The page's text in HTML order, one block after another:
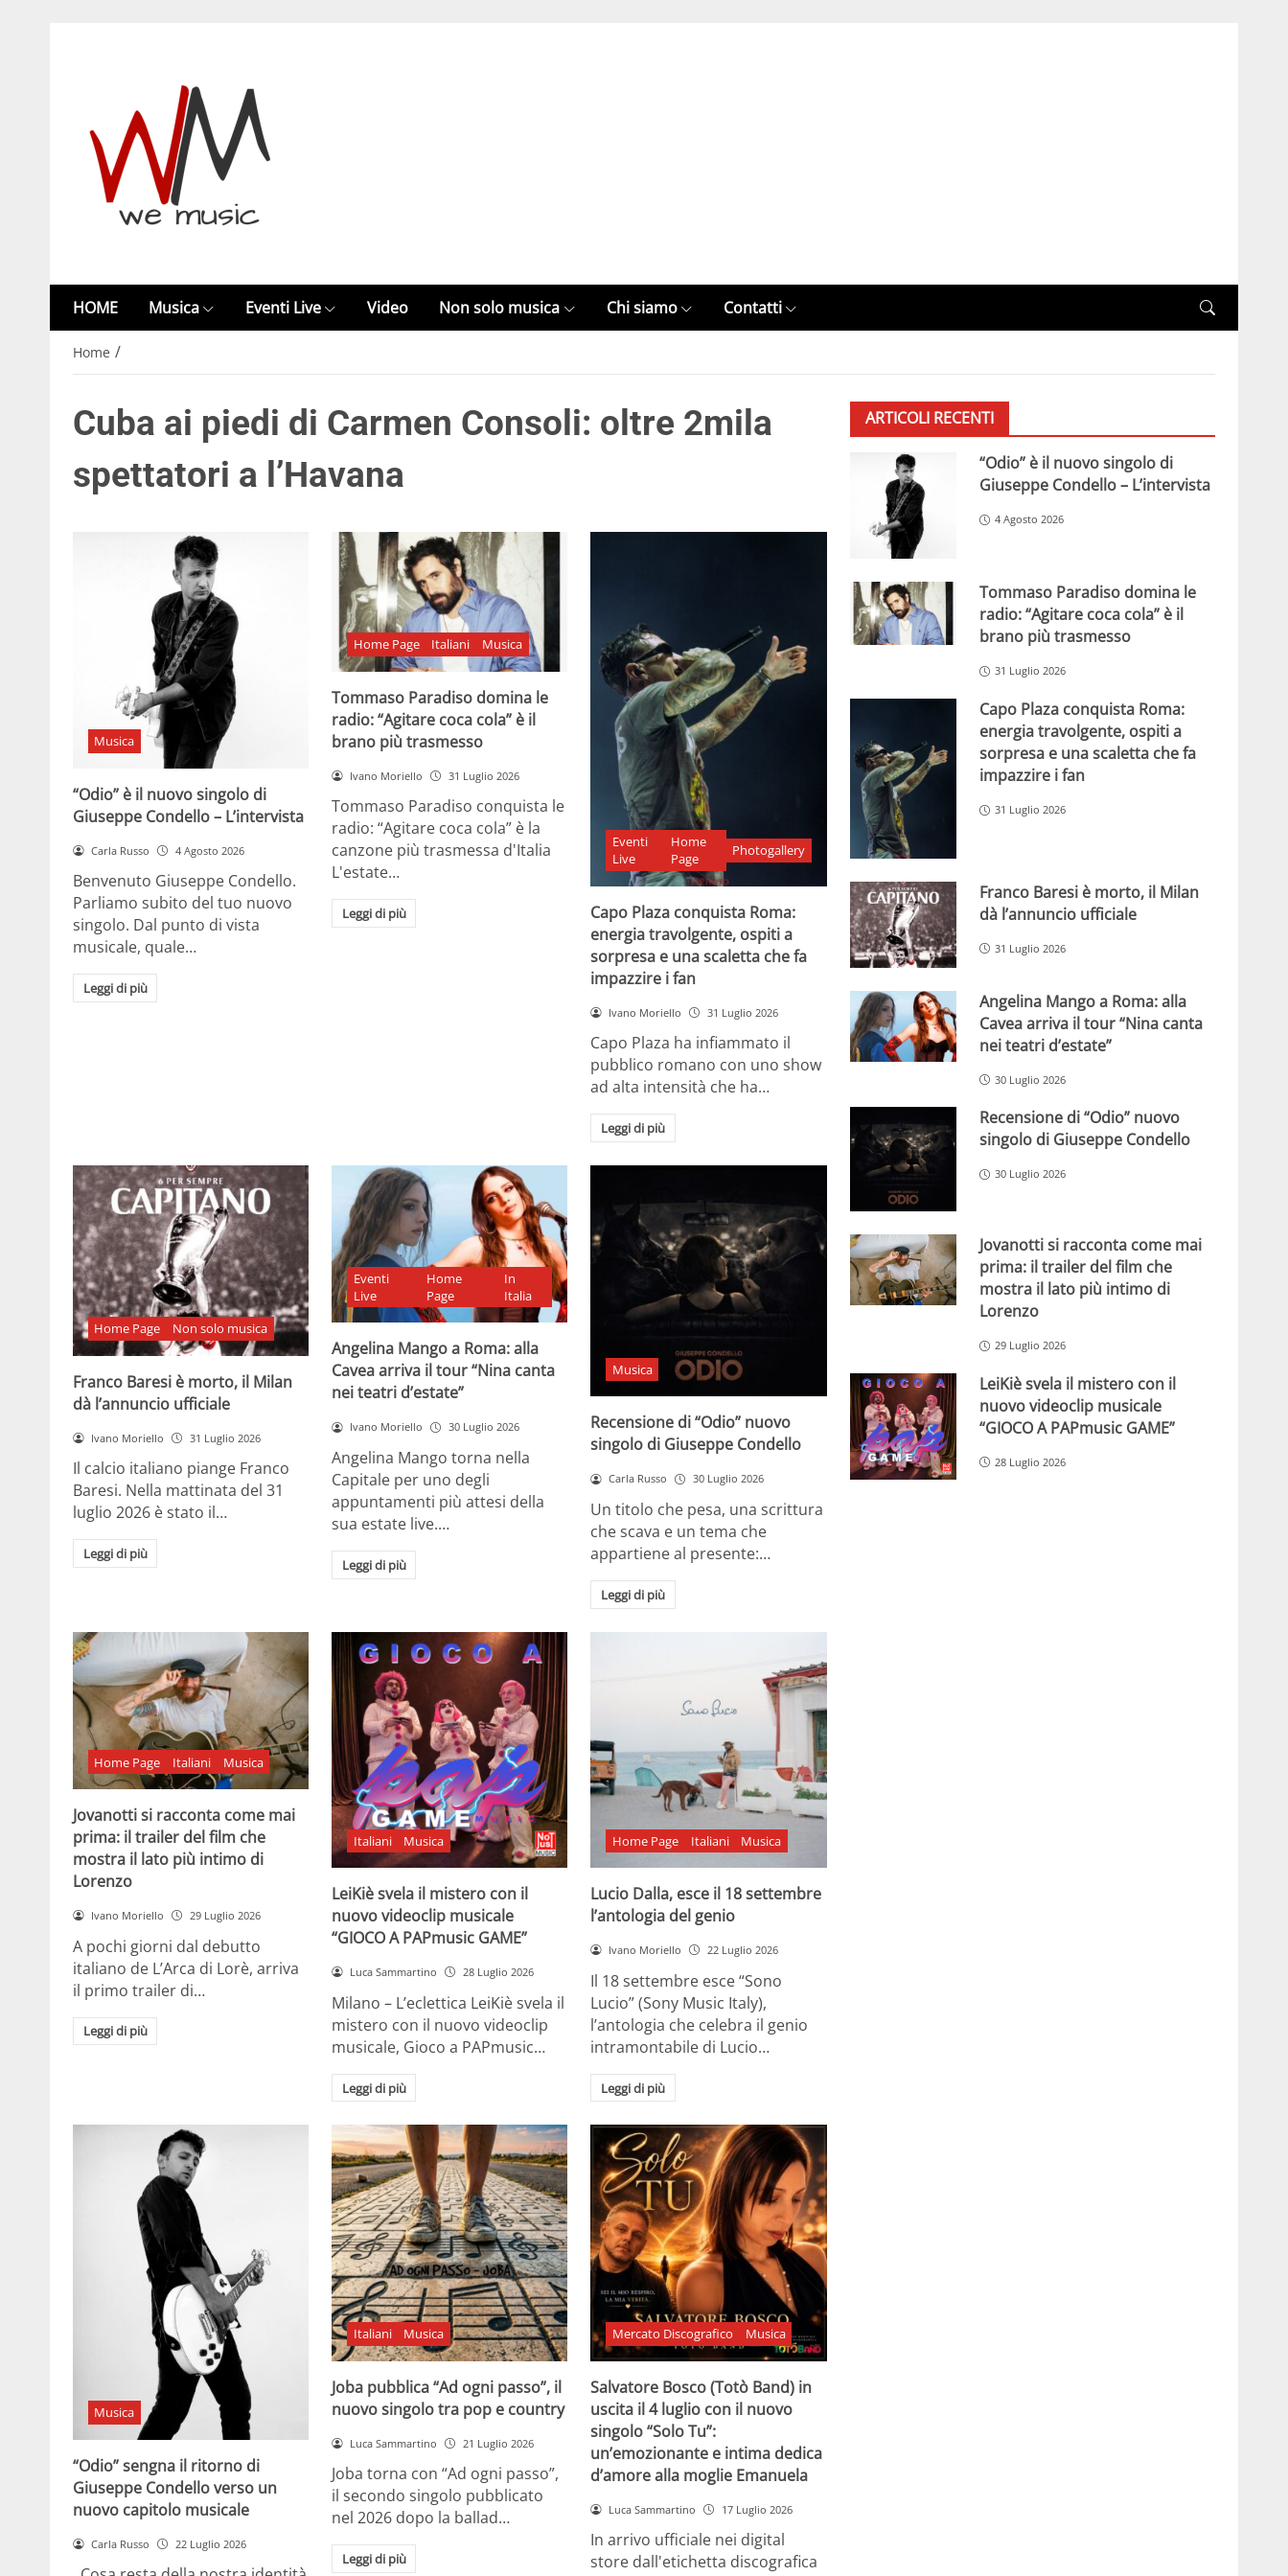
HOME Musica Eventi Live Video Non solo musica Chi siamo Contatti
Home /
Cuba ai piedi di Carmen Consoli: oltre 2mila
spettatori a l’Havana
Musica
“Odio” è il nuovo singolo di
Giuseppe Condello – L’intervista
Carla Russo 4 Agosto 2026
Benvenuto Giuseppe Condello.
Parliamo subito del tuo nuovo
singolo. Dal punto di vista
musicale, quale…
Leggi di più
Home Page Italiani Musica
Tommaso Paradiso domina le
radio: “Agitare coca cola” è il
brano più trasmesso
Ivano Moriello 31 Luglio 2026
Tommaso Paradiso conquista le
radio: “Agitare coca cola” è la
canzone più trasmessa d'Italia
L'estate…
Leggi di più
Eventi
Live
Home
Page
Photogallery
Capo Plaza conquista Roma:
energia travolgente, ospiti a
sorpresa e una scaletta che fa
impazzire i fan
Ivano Moriello 31 Luglio 2026
Capo Plaza ha infiammato il
pubblico romano con uno show
ad alta intensità che ha…
Leggi di più
Home Page Non solo musica
Franco Baresi è morto, il Milan
dà l’annuncio ufficiale
Ivano Moriello 31 Luglio 2026
Il calcio italiano piange Franco
Baresi. Nella mattinata del 31
luglio 2026 è stato il…
Leggi di più
Eventi
Live
Home
Page
In
Italia
Angelina Mango a Roma: alla
Cavea arriva il tour “Nina canta
nei teatri d’estate”
Ivano Moriello 30 Luglio 2026
Angelina Mango torna nella
Capitale per uno degli
appuntamenti più attesi della
sua estate live.…
Leggi di più
Musica
Recensione di “Odio” nuovo
singolo di Giuseppe Condello
Carla Russo 30 Luglio 2026
Un titolo che pesa, una scrittura
che scava e un tema che
appartiene al presente:…
Leggi di più
Home Page Italiani Musica
Jovanotti si racconta come mai
prima: il trailer del film che
mostra il lato più intimo di
Lorenzo
Ivano Moriello 29 Luglio 2026
A pochi giorni dal debutto
italiano de L’Arca di Lorè, arriva
il primo trailer di…
Leggi di più
Italiani Musica
LeiKiè svela il mistero con il
nuovo videoclip musicale
“GIOCO A PAPmusic GAME”
Luca Sammartino 28 Luglio 2026
Milano – L’eclettica LeiKiè svela il
mistero con il nuovo videoclip
musicale, Gioco a PAPmusic…
Leggi di più
Home Page Italiani Musica
Lucio Dalla, esce il 18 settembre
l’antologia del genio
Ivano Moriello 22 Luglio 2026
Il 18 settembre esce “Sono
Lucio” (Sony Music Italy),
l’antologia che celebra il genio
intramontabile di Lucio…
Leggi di più
Musica
“Odio” sengna il ritorno di
Giuseppe Condello verso un
nuovo capitolo musicale
Carla Russo 22 Luglio 2026
Italiani Musica
Joba pubblica “Ad ogni passo”, il
nuovo singolo tra pop e country
Luca Sammartino 21 Luglio 2026
Joba torna con “Ad ogni passo”,
il secondo singolo pubblicato
nel 2026 dopo la ballad…
Leggi di più
Mercato Discografico Musica
Salvatore Bosco (Totò Band) in
uscita il 4 luglio con il nuovo
singolo “Solo Tu”:
un’emozionante e intima dedica
d’amore alla moglie Emanuela
Luca Sammartino 17 Luglio 2026
In arrivo ufficiale nei digital
store dall'etichetta discografica
ARTICOLI RECENTI
“Odio” è il nuovo singolo di
Giuseppe Condello – L’intervista
4 Agosto 2026
Tommaso Paradiso domina le
radio: “Agitare coca cola” è il
brano più trasmesso
31 Luglio 2026
Capo Plaza conquista Roma:
energia travolgente, ospiti a
sorpresa e una scaletta che fa
impazzire i fan
31 Luglio 2026
Franco Baresi è morto, il Milan
dà l’annuncio ufficiale
31 Luglio 2026
Angelina Mango a Roma: alla
Cavea arriva il tour “Nina canta
nei teatri d’estate”
30 Luglio 2026
Recensione di “Odio” nuovo
singolo di Giuseppe Condello
30 Luglio 2026
Jovanotti si racconta come mai
prima: il trailer del film che
mostra il lato più intimo di
Lorenzo
29 Luglio 2026
LeiKiè svela il mistero con il
nuovo videoclip musicale
“GIOCO A PAPmusic GAME”
28 Luglio 2026